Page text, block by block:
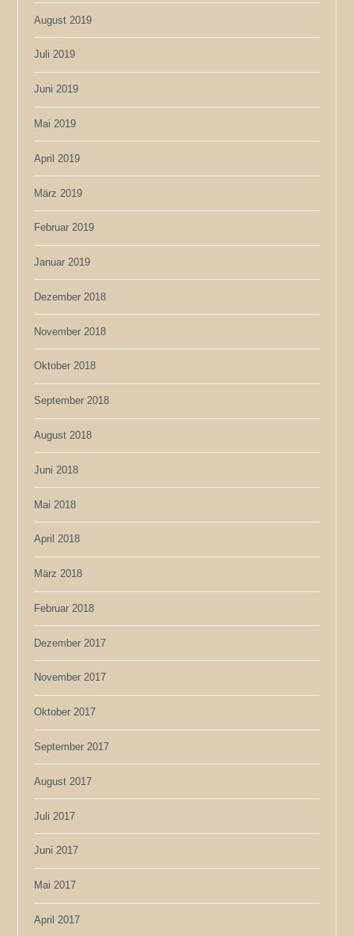
August 2019
Juli 2019
Juni 2019
Mai 2019
April 2019
März 2019
Februar 2019
Januar 2019
Dezember 2018
November 2018
Oktober 2018
September 2018
August 2018
Juni 2018
Mai 2018
April 2018
März 2018
Februar 2018
Dezember 2017
November 2017
Oktober 2017
September 2017
August 2017
Juli 2017
Juni 2017
Mai 2017
April 2017